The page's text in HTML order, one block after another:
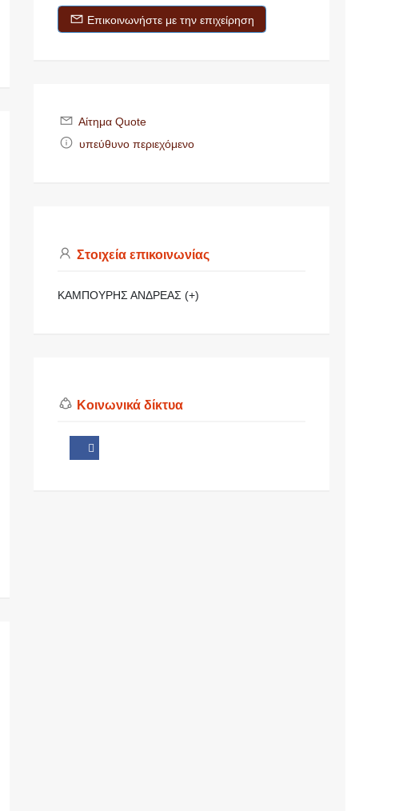
Επικοινωνήστε με την επιχείρηση
Αίτημα Quote
υπεύθυνο περιεχόμενο
Στοιχεία επικοινωνίας
ΚΑΜΠΟΥΡΗΣ ΑΝΔΡΕΑΣ (+)
Κοινωνικά δίκτυα